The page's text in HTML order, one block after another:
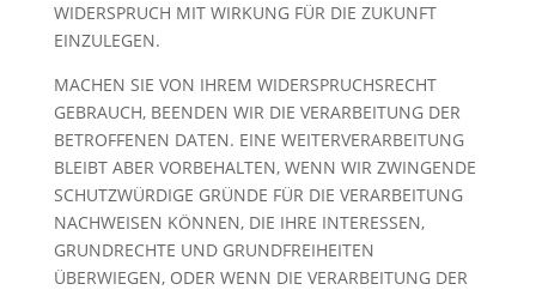
WIDERSPRUCH MIT WIRKUNG FÜR DIE ZUKUNFT
EINZULEGEN.
MACHEN SIE VON IHREM WIDERSPRUCHSRECHT
GEBRAUCH, BEENDEN WIR DIE VERARBEITUNG DER
BETROFFENEN DATEN. EINE WEITERVERARBEITUNG
BLEIBT ABER VORBEHALTEN, WENN WIR ZWINGENDE
SCHUTZWÜRDIGE GRÜNDE FÜR DIE VERARBEITUNG
NACHWEISEN KÖNNEN, DIE IHRE INTERESSEN,
GRUNDRECHTE UND GRUNDFREIHEITEN
ÜBERWIEGEN, ODER WENN DIE VERARBEITUNG DER